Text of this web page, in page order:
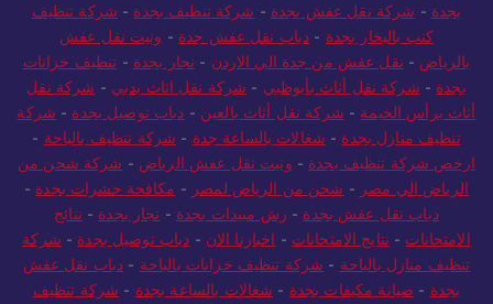
بجدة - شركة نقل عفش بجدة - شركة تنظيف بجدة - شركة تنظيف
كنب بالبخار بجدة - دباب نقل عفش جدة - ونيت نقل عفش
بالرياض - نقل عفش من جدة الي الاردن - نجار بجدة - تنظيف خزانات
بجدة - شركة نقل أثاث بأبوظبي - شركة نقل اثاث بدبي - شركة نقل
أثاث برأس الخيمة - شركة نقل أثاث بالعين - دباب توصيل بجدة - شركة
تنظيف منازل بجدة - شغالات بالساعة جدة - شركة تنظيف بالباحة -
ارخص شركة تنظيف بجدة - ونيت نقل عفش الرياض - شركة شحن من
الرياض الي مصر - شحن من الرياض لمصر - مكافحة حشرات بجدة -
دباب نقل عفش بجدة - رش مبيدات بجدة - نجار بجدة - نتائج
الامتحانات - نتايج الامتحانات - اخبارنا الان - دباب توصيل بجدة - شركة
تنظيف منازل بالباحة - شركة تنظيف خزانات بالباحة - دباب نقل عفش
بجدة - صيانة مكيفات بجدة - شغالات بالساعة بجدة - شركة تنظيف